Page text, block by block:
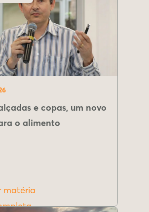
e copas, um novo
o alimento
matéria